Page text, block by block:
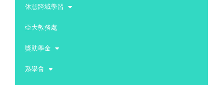
休憩跨域學習
亞大教務處
獎助學金
系學會